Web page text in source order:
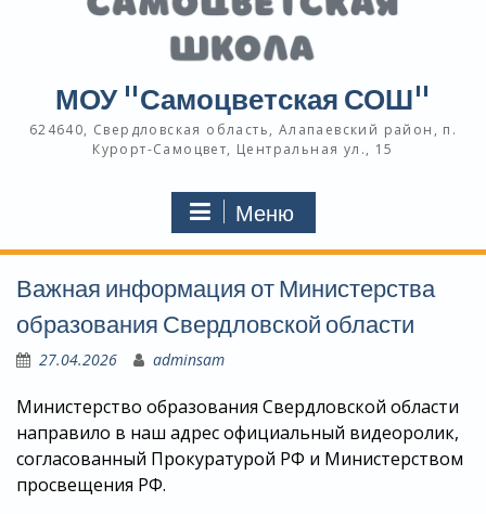
МОУ "Самоцветская СОШ"
624640, Свердловская область, Алапаевский район, п.
Курорт-Самоцвет, Центральная ул., 15
Меню
Важная информация от Министерства
образования Свердловской области
27.04.2026 adminsam
Министерство образования Свердловской области
направило в наш адрес официальный видеоролик,
согласованный Прокуратурой РФ и Министерством
просвещения РФ.